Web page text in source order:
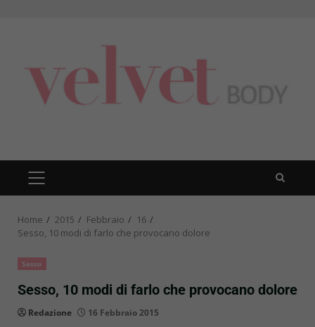
PRIMARY
MENU
Home 2015 Febbraio
16
Sesso, 10 modi di farlo che provocano dolore
Sesso
Sesso, 10 modi di farlo che provocano dolore
Redazione 16 Febbraio 2015